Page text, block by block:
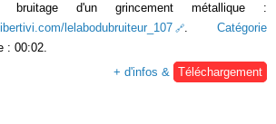
bruitage d'un grincement métallique :
lelabodubruiteur_107
. Catégorie
: 00:02.
+ d'infos & Téléchargement